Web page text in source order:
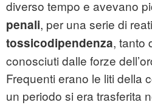
diverso tempo e avevano
penali, per una serie di
tossicodipendenza, tanto
conosciuti dalle forze
Frequenti erano le liti della
un periodo si era trasferita